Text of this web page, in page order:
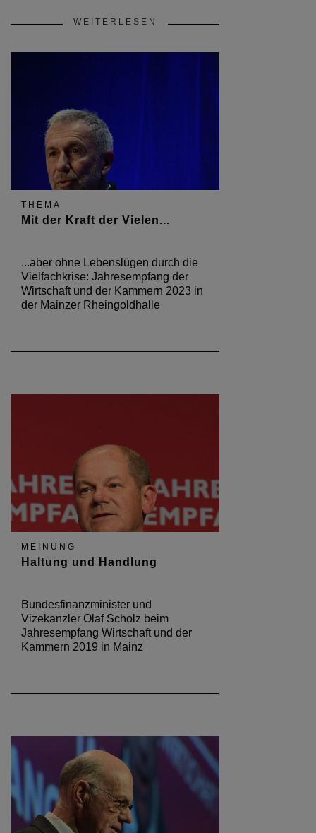
WEITERLESEN
THEMA
Mit der Kraft der Vielen...
...aber ohne Lebenslügen durch die
Vielfachkrise: Jahresempfang der
Wirtschaft und der Kammern 2023 in
der Mainzer Rheingoldhalle
MEINUNG
Haltung und Handlung
Bundesfinanzminister und
Vizekanzler Olaf Scholz beim
Jahresempfang Wirtschaft und der
Kammern 2019 in Mainz